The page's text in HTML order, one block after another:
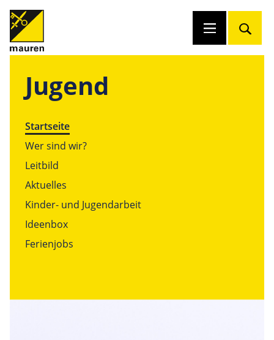
Jugend
Startseite
Wer sind wir?
Leitbild
Aktuelles
Kinder- und Jugendarbeit
Ideenbox
Ferienjobs